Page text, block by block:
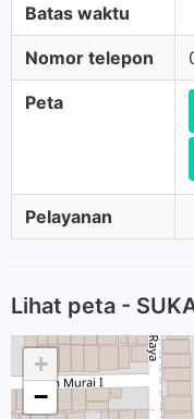
Batas waktu
Nomor telepon
Peta
Pelayanan
Lihat peta -
+
−